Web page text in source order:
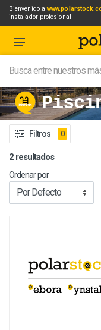
Bienvenido a
instalador profesional
Filtros 0
2 resultados
Ordenar por